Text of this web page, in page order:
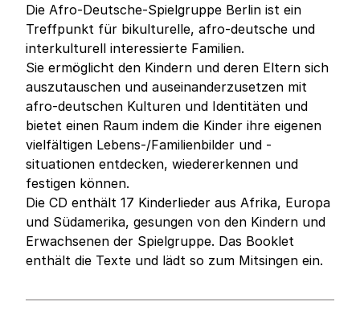
Die Afro-Deutsche-Spielgruppe Berlin ist ein
Treffpunkt für bikulturelle, afro-deutsche und
interkulturell interessierte Familien.
Sie ermöglicht den Kindern und deren Eltern sich
auszutauschen und auseinanderzusetzen mit
afro-deutschen Kulturen und Identitäten und
bietet einen Raum indem die Kinder ihre eigenen
vielfältigen Lebens-/Familienbilder und -
situationen entdecken, wiedererkennen und
festigen können.
Die CD enthält 17 Kinderlieder aus Afrika, Europa
und Südamerika, gesungen von den Kindern und
Erwachsenen der Spielgruppe. Das Booklet
enthält die Texte und lädt so zum Mitsingen ein.